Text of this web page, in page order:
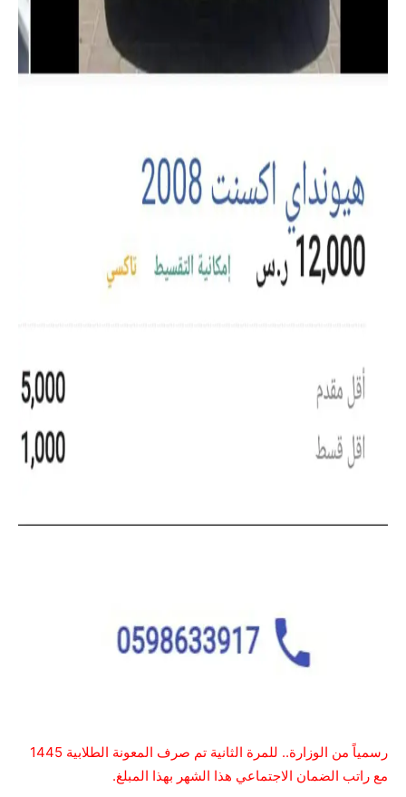
رسمياً من الوزارة.. للمرة الثانية تم صرف المعونة الطلابية 1445
مع راتب الضمان الاجتماعي هذا الشهر بهذا المبلغ.